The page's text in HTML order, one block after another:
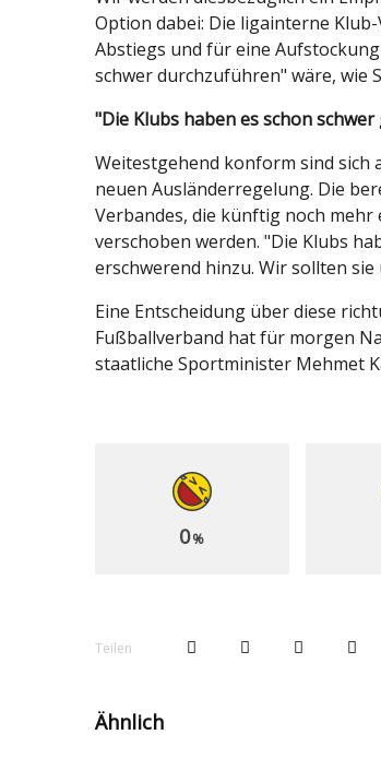
Option dabei: Die ligainterne
Abstiegs und für eine
schwer durchzuführen" wäre, wie
"Die Klubs haben es schon
Weitestgehend konform sind sich
neuen Ausländerregelung. Die
Verbandes, die künftig noch
verschoben werden. "Die Klubs
erschwerend hinzu. Wir sollten
Eine Entscheidung über diese
Fußballverband hat für morgen
staatliche Sportminister Mehmet
0%
Teilen
Ähnlich